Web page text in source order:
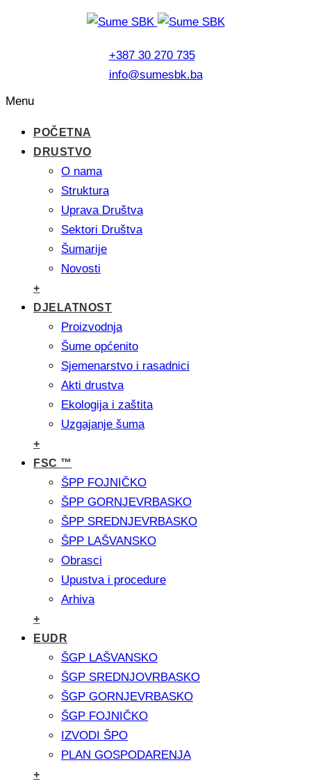
+387 30 270 735
info@sumesbk.ba
Menu
POČETNA
DRUSTVO
O nama
Struktura
Uprava Društva
Sektori Društva
Šumarije
Novosti
+
DJELATNOST
Proizvodnja
Šume općenito
Sjemenarstvo i rasadnici
Akti drustva
Ekologija i zaštita
Uzgajanje šuma
+
FSC ™
ŠPP FOJNIČKO
ŠPP GORNJEVRBASKO
ŠPP SREDNJEVRBASKO
ŠPP LAŠVANSKO
Obrasci
Upustva i procedure
Arhiva
+
EUDR
ŠGP LAŠVANSKO
ŠGP SREDNJOVRBASKO
ŠGP GORNJEVRBASKO
ŠGP FOJNIČKO
IZVODI ŠPO
PLAN GOSPODARENJA
+